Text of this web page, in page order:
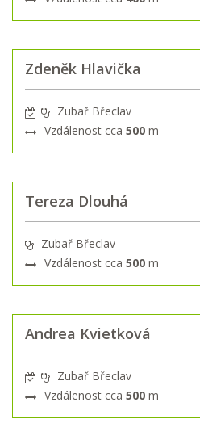
Zdeněk Hlavička
Zubař Břeclav
Vzdálenost cca 500 m
Tereza Dlouhá
Zubař Břeclav
Vzdálenost cca 500 m
Andrea Kvietková
Zubař Břeclav
Vzdálenost cca 500 m